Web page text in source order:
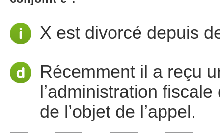
X est divorcé depuis
Récemment il a reçu
l’administration
de l’objet de l’appel.